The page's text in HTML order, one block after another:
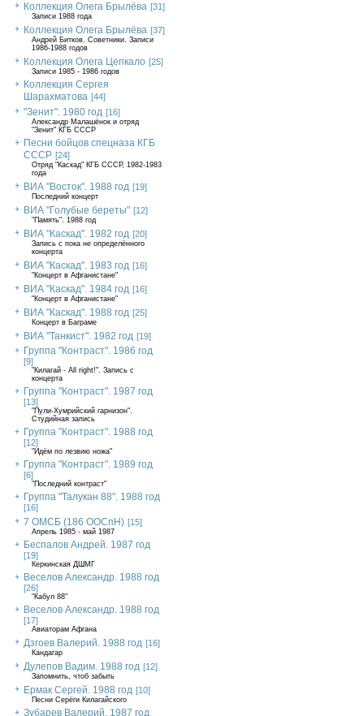
Коллекция Олега Брылёва [31]
Записи 1988 года
Коллекция Олега Брылёва [37]
Андрей Битков. Советники. Записи
1986-1988 годов
Коллекция Олега Цепкало [25]
Записи 1985 - 1986 годов
Коллекция Сергея
Шарахматова [44]
"Зенит". 1980 год [16]
Александр Малашёнок и отряд
"Зенит" КГБ СССР
Песни бойцов спецназа КГБ
СССР [24]
Отряд "Каскад" КГБ СССР, 1982-1983
года
ВИА "Восток". 1988 год [19]
Последний концерт
ВИА "Голубые береты" [12]
"Память". 1988 год
ВИА "Каскад". 1982 год [20]
Запись с пока не определённого
концерта
ВИА "Каскад". 1983 год [16]
"Концерт в Афганистане"
ВИА "Каскад". 1984 год [16]
"Концерт в Афганистане"
ВИА "Каскад". 1988 год [25]
Концерт в Баграме
ВИА "Танкист". 1982 год [19]
Группа "Контраст". 1986 год
[9]
"Килагай - All right!". Запись с
концерта
Группа "Контраст". 1987 год
[13]
"Пули-Хумрийский гарнизон".
Студийная запись
Группа "Контраст". 1988 год
[12]
"Идём по лезвию ножа"
Группа "Контраст". 1989 год
[6]
"Последний контраст"
Группа "Талукан 88". 1988 год
[16]
7 ОМСБ (186 ООСпН) [15]
Апрель 1985 - май 1987
Беспалов Андрей. 1987 год
[19]
Керкинская ДШМГ
Веселов Александр. 1988 год
[26]
"Кабул 88"
Веселов Александр. 1988 год
[17]
Авиаторам Афгана
Дзгоев Валерий. 1988 год [16]
Кандагар
Дулепов Вадим. 1988 год [12]
Запомнить, чтоб забыть
Ермак Сергей. 1988 год [10]
Песни Серёги Килагайского
Зубарев Валерий. 1987 год